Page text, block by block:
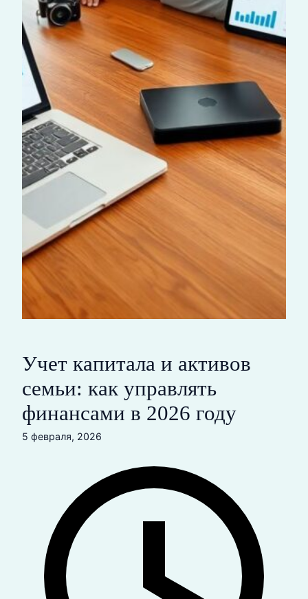
Учет капитала и активов
семьи: как управлять
финансами в 2026 году
5 февраля, 2026